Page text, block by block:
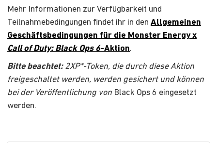
Mehr Informationen zur Verfügbarkeit und
Teilnahmebedingungen findet ihr in den Allgemeinen
Geschäftsbedingungen für die Monster Energy x
Call of Duty: Black Ops 6-Aktion.
Bitte beachtet:2XP*-Token, die durch diese Aktion
freigeschaltet werden, werden gesichert und können
bei der Veröffentlichung von Black Ops 6 eingesetzt
werden.